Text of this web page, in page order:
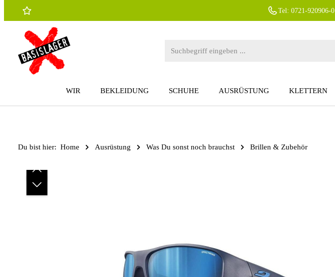
Hauptinhalt springen
Zur Suche springen
Zur Hauptnavigation springen Tel: 0721-920906-0
WIR BEKLEIDUNG SCHUHE AUSRÜSTUNG KLETTERN
Du bist hier: Home Ausrüstung Was Du sonst noch brauchst Brillen & Zubehör
Bildergalerie überspringen